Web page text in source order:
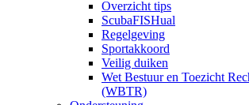
Overzicht tips
ScubaFISHual
Regelgeving
Sportakkoord
Veilig duiken
Wet Bestuur en Toezicht
(WBTR)